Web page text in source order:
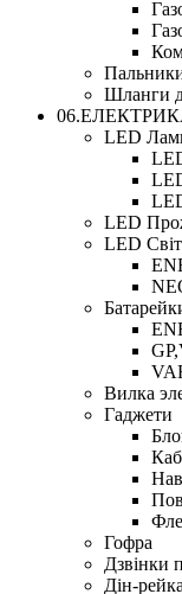
Пальники
Шланги
LED
LED
LED
Вилка
Гаджети
Гофра
Дзвінки
Дін-